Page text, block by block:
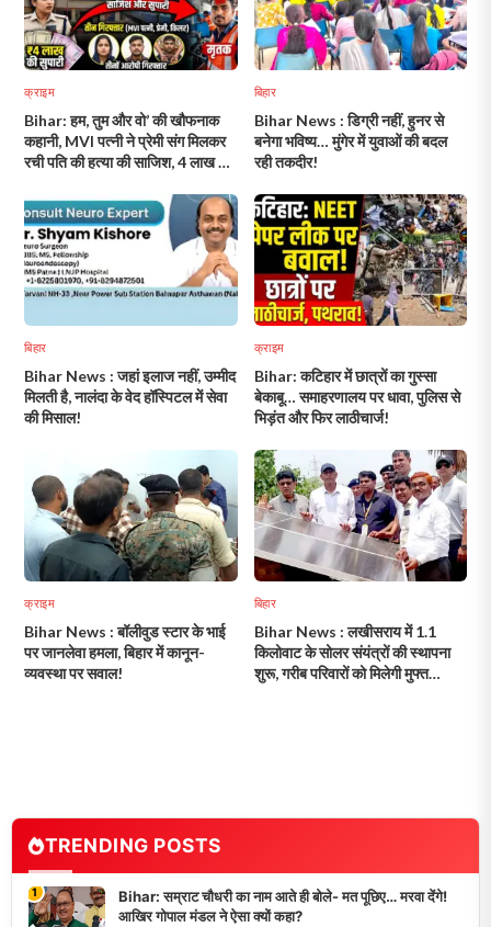
क्राइम
Bihar: हम, तुम और वो’ की खौफनाक
कहानी, MVI पत्नी ने प्रेमी संग मिलकर
रची पति की हत्या की साजिश, 4 लाख की
बिहार
Bihar News : डिग्री नहीं, हुनर से
बनेगा भविष्य… मुंगेर में युवाओं की बदल
रही तकदीर!
बिहार
Bihar News : जहां इलाज नहीं, उम्मीद
मिलती है, नालंदा के वेद हॉस्पिटल में सेवा
की मिसाल!
क्राइम
Bihar: कटिहार में छात्रों का गुस्सा
बेकाबू… समाहरणालय पर धावा, पुलिस से
भिड़ंत और फिर लाठीचार्ज!
क्राइम
Bihar News : बॉलीवुड स्टार के भाई
पर जानलेवा हमला, बिहार में कानून-
व्यवस्था पर सवाल!
बिहार
Bihar News : लखीसराय में 1.1
किलोवाट के सोलर संयंत्रों की स्थापना
शुरू, गरीब परिवारों को मिलेगी मुफ्त
TRENDING POSTS
1
Bihar: सम्राट चौधरी का नाम आते ही बोले- मत पूछिए… मरवा देंगे!
आखिर गोपाल मंडल ने ऐसा क्यों कहा?